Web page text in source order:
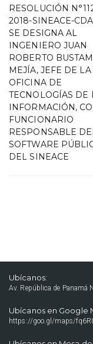
RESOLUCIÓN
2018-SINEACE-
SE DESIGNA AL
INGENIERO JUAN
ROBERTO
MEJÍA, JEFE DE LA
OFICINA DE
TECNOLOGÍAS DE
INFORMACIÓN,
FUNCIONARIO
RESPONSABLE
SOFTWARE
DEL SINEACE
Ubícanos:
Av. República de Panamá
Ubícanos en Google
https://goo.gl/maps/